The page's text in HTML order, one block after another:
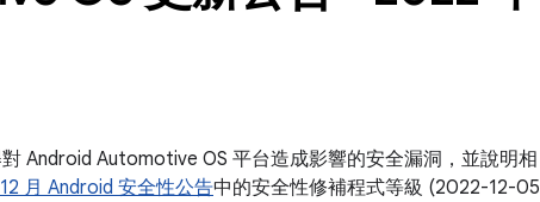
Android Automotive OS 平台造成影響的安全漏洞，並說明相
月 Android 安全性公告中的安全性修補程式等級 (2022-12-05